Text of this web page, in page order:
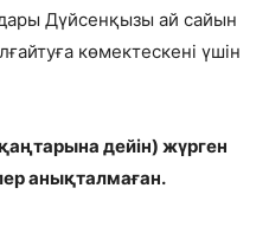
Дүйсенқызы ай сайын
көмектескені үшін
дейін) жүрген
анықталмаған.